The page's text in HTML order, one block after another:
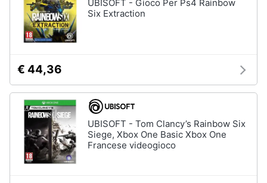
mondo
gaming
Portatile
Gaming
Videogiochi
Desktop
gaming
Sedia
UBISOFT - Gioco Per Ps4 Rainbow
Six Extraction
€ 44,36
UBISOFT - Tom Clancy’s Rainbow Six
Siege, Xbox One Basic Xbox One
Francese videogioco